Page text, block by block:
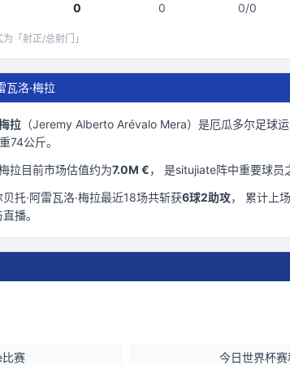
0 0 0/0
「射正/总射门」
瓦洛·梅拉
拉 （Jeremy Alberto Arévalo Mera）是厄瓜多尔足球
74公斤。
拉目前市场估值约为7.0M €， 是situjiate阵中重要球员
托·阿雷瓦洛·梅拉最近18场共斩获6球2助攻， 累计上场
播。
赛 今日世界杯赛